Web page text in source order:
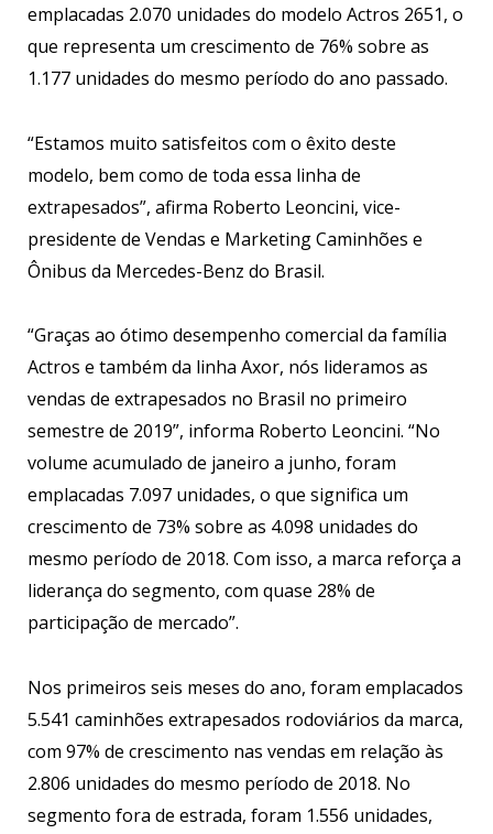
emplacadas 2.070 unidades do modelo Actros 2651, o
que representa um crescimento de 76% sobre as
1.177 unidades do mesmo período do ano passado.
“Estamos muito satisfeitos com o êxito deste
modelo, bem como de toda essa linha de
extrapesados”, afirma Roberto Leoncini, vice-
presidente de Vendas e Marketing Caminhões e
Ônibus da Mercedes-Benz do Brasil.
“Graças ao ótimo desempenho comercial da família
Actros e também da linha Axor, nós lideramos as
vendas de extrapesados no Brasil no primeiro
semestre de 2019”, informa Roberto Leoncini. “No
volume acumulado de janeiro a junho, foram
emplacadas 7.097 unidades, o que significa um
crescimento de 73% sobre as 4.098 unidades do
mesmo período de 2018. Com isso, a marca reforça a
liderança do segmento, com quase 28% de
participação de mercado”.
Nos primeiros seis meses do ano, foram emplacados
5.541 caminhões extrapesados rodoviários da marca,
com 97% de crescimento nas vendas em relação às
2.806 unidades do mesmo período de 2018. No
segmento fora de estrada, foram 1.556 unidades,